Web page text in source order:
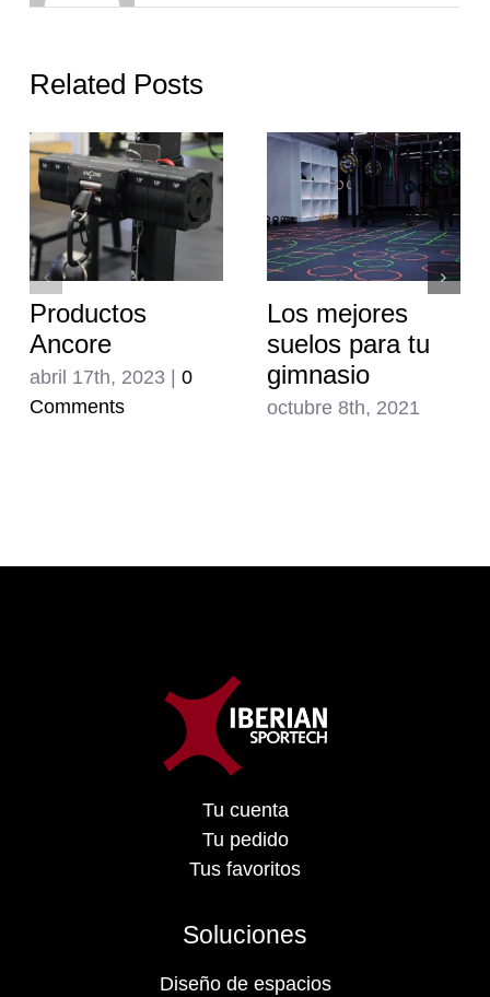
Related Posts
Productos
Ancore
abril 17th, 2023
0
Comments
Los mejores
suelos para tu
gimnasio
octubre 8th, 2021
Tu cuenta
Tu pedido
Tus favoritos
Soluciones
Diseño de espacios